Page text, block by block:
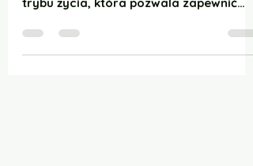
odżywianie to składkowe zdrowego
trybu życia, która pozwala zapewnić